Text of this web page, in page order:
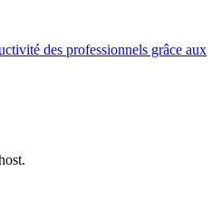
des professionnels grâce aux